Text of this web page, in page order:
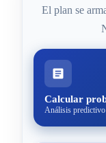
El plan se
Calcular
Análisis